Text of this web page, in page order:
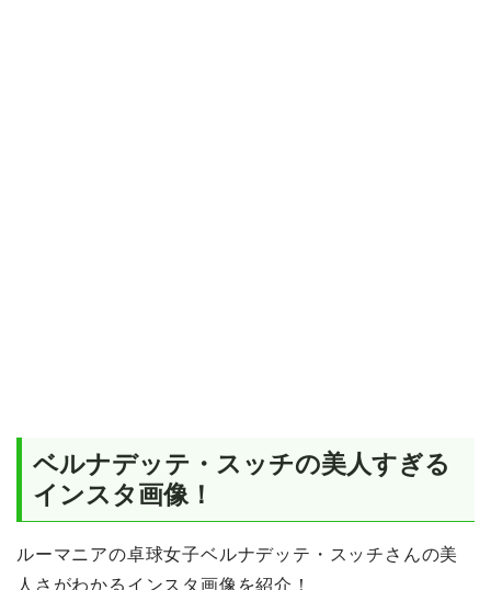
ベルナデッテ・スッチの美人すぎる
インスタ画像！
ルーマニアの卓球女子ベルナデッテ・スッチさんの美
人さがわかるインスタ画像を紹介！